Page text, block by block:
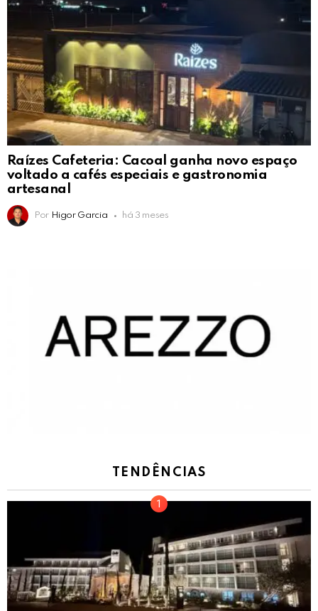
Raízes Cafeteria: Cacoal ganha novo espaço
voltado a cafés especiais e gastronomia
artesanal
Por Higor Garcia há 3 meses
TENDÊNCIAS